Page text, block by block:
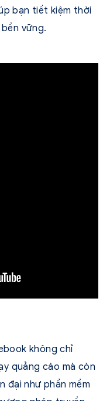
bạn tiết kiệm thời
vững.
không chỉ
quảng cáo mà còn
đại như phần mềm